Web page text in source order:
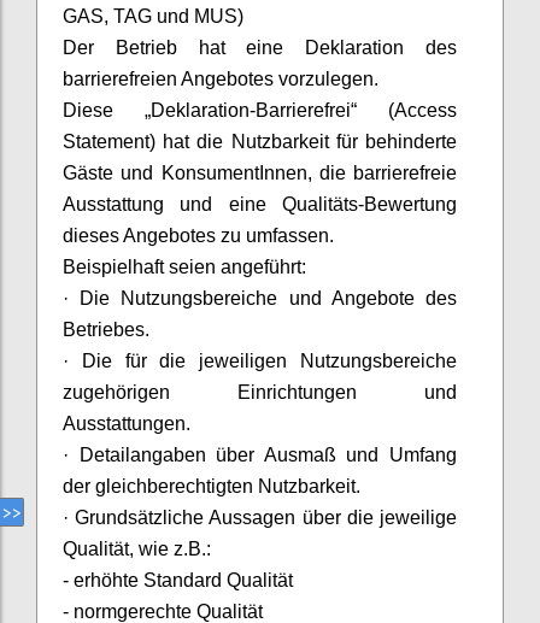
GAS, TAG und MUS)
Der Betrieb hat eine Deklaration des
barrierefreien Angebotes vorzulegen.
Diese „Deklaration-Barrierefrei“ (Access
Statement) hat die Nutzbarkeit für behinderte
Gäste und
KonsumentInnen, die barrierefreie
Ausstattung und eine Qualitäts-Bewertung
dieses Angebotes zu umfassen.
Beispielhaft seien angeführt:
· Die Nutzungsbereiche und Angebote des
Betriebes.
· Die für die jeweiligen Nutzungsbereiche
zugehörigen Einrichtungen und
Ausstattungen.
· Detailangaben über Ausmaß und Umfang
der gleichberechtigten Nutzbarkeit.
· Grundsätzliche Aussagen über die jeweilige
Qualität, wie z.B.:
- erhöhte Standard Qualität
- normgerechte Qualität